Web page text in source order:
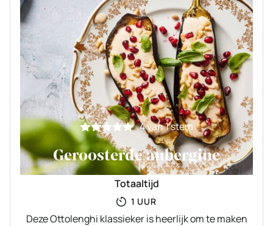
4van 1 stem
Geroosterde aubergine
Totaaltijd
1 UUR
UUR
Deze Ottolenghi klassieker is heerlijk om te maken